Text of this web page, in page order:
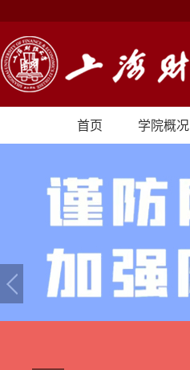
首页 学院概况